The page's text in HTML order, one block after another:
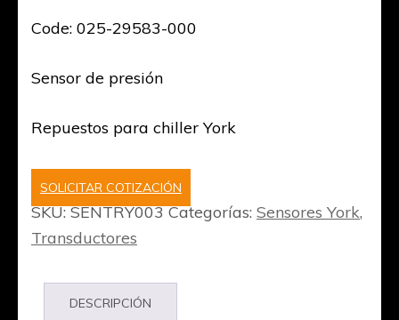
Code: 025-29583-000
Sensor de presión
Repuestos para chiller York
SOLICITAR COTIZACIÓN
SKU:SENTRY003 Categorías: Sensores York,
Transductores
DESCRIPCIÓN